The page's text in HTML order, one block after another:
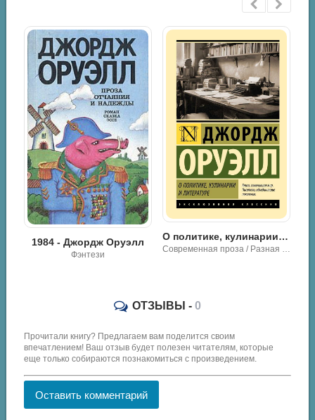
1984 - Джордж Оруэлл
Фэнтези
О политике, кулинарии и литературе - Джордж Оруэлл
ОТЗЫВЫ - 0
Прочитали книгу? Предлагаем вам поделится своим
впечатлением! Ваш отзыв будет полезен читателям, которые
еще только собираются познакомиться с произведением.
Оставить комментарий